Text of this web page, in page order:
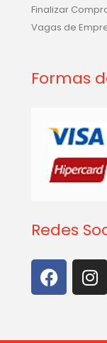
Finalizar
Vagas de
Formas
Redes